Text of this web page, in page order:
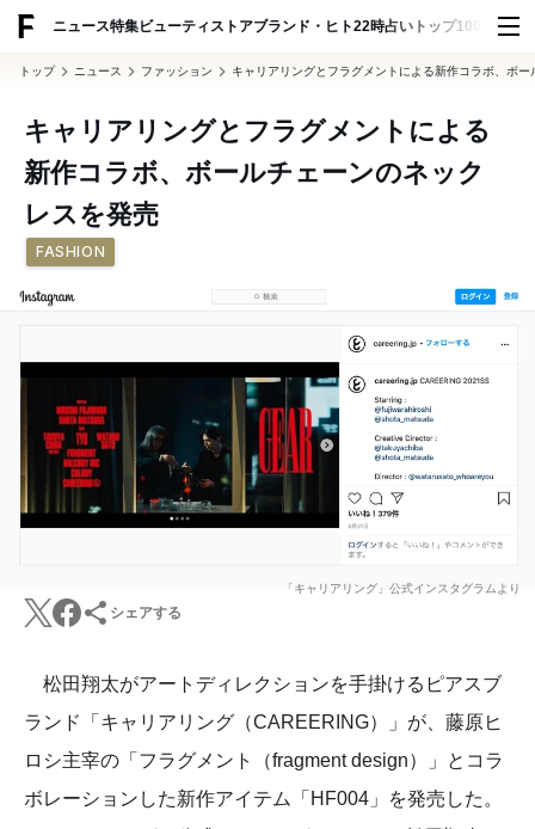
ニュース特集ビューティ ストアブランド・ヒト22時占い トップ100 スナッ
トップ ニュース ファッション キャリアリングとフラグメントによる新作コラボ、ボ
キャリアリングとフラグメントによる
新作コラボ、ボールチェーンのネック
レスを発売
FASHION
「キャリアリング」公式インスタグラムより
シェアする
松田翔太がアートディレクションを手掛けるピアスブ
ランド「キャリアリング（CAREERING）」が、藤原ヒ
ロシ主宰の「フラグメント（fragment design）」とコラ
ボレーションした新作アイテム「HF004」を発売した。